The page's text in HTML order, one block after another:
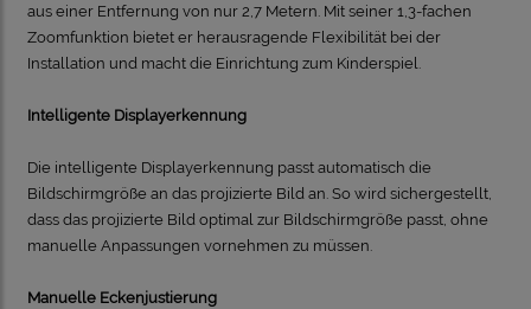
aus einer Entfernung von nur 2,7 Metern. Mit seiner 1,3-fachen
Zoomfunktion bietet er herausragende Flexibilität bei der
Installation und macht die Einrichtung zum Kinderspiel.
Intelligente Displayerkennung
Die intelligente Displayerkennung passt automatisch die
Bildschirmgröße an das projizierte Bild an. So wird sichergestellt,
dass das projizierte Bild optimal zur Bildschirmgröße passt, ohne
manuelle Anpassungen vornehmen zu müssen.
Manuelle Eckenjustierung